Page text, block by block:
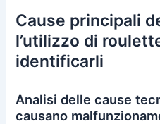
Cause principali
l’utilizzo di
identificarli
Analisi delle cause
causano